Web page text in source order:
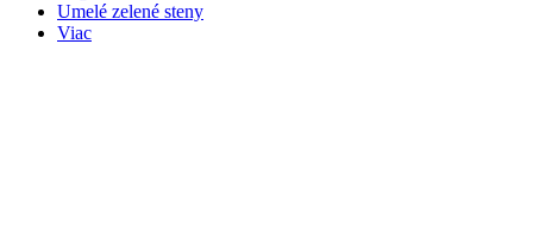
Umelé zelené steny
Viac